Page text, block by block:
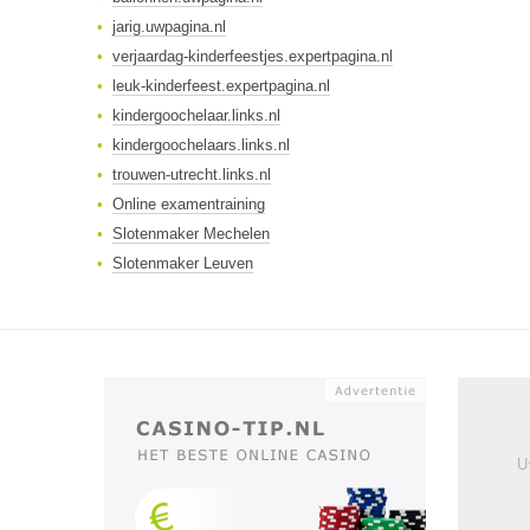
jarig.uwpagina.nl
verjaardag-kinderfeestjes.expertpagina.nl
leuk-kinderfeest.expertpagina.nl
kindergoochelaar.links.nl
kindergoochelaars.links.nl
trouwen-utrecht.links.nl
Online examentraining
Slotenmaker Mechelen
Slotenmaker Leuven